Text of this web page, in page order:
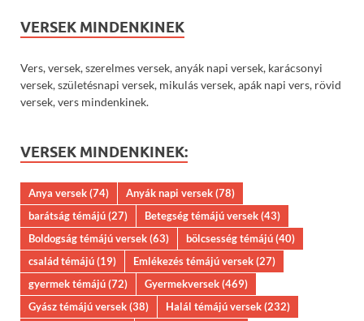
VERSEK MINDENKINEK
Vers, versek, szerelmes versek, anyák napi versek, karácsonyi
versek, születésnapi versek, mikulás versek, apák napi vers, rövid
versek, vers mindenkinek.
VERSEK MINDENKINEK:
Anya versek(74) Anyák napi versek(78)
barátság témájú(27) Betegség témájú versek(43)
Boldogság témájú versek(63) bölcsesség témájú(40)
család témájú(19) Emlékezés témájú versek(27)
gyermek témájú(72) Gyermekversek(469)
Gyász témájú versek(38) Halál témájú versek(232)